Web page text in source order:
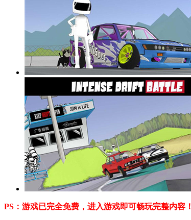
PS：游戏已完全免费，进入游戏即可畅玩完整内容！